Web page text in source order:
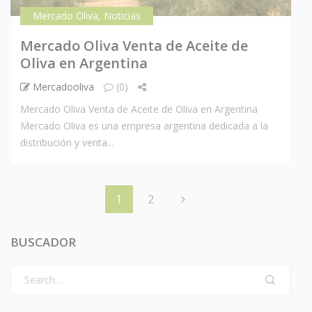
Mercado Oliva, Noticias
Mercado Oliva Venta de Aceite de
Oliva en Argentina
Mercadooliva
(0)
Mercado Oliva Venta de Aceite de Oliva en Argentina
Mercado Oliva es una empresa argentina dedicada a la
distribución y venta...
1 2
BUSCADOR